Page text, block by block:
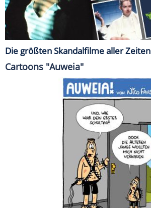
Die größten Skandalfilme aller Zeiten
Cartoons "Auweia"